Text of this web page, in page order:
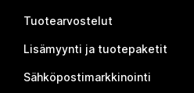
Tuotearvostelut
Lisämyynti ja tuotepaketit
Sähköpostimarkkinointi